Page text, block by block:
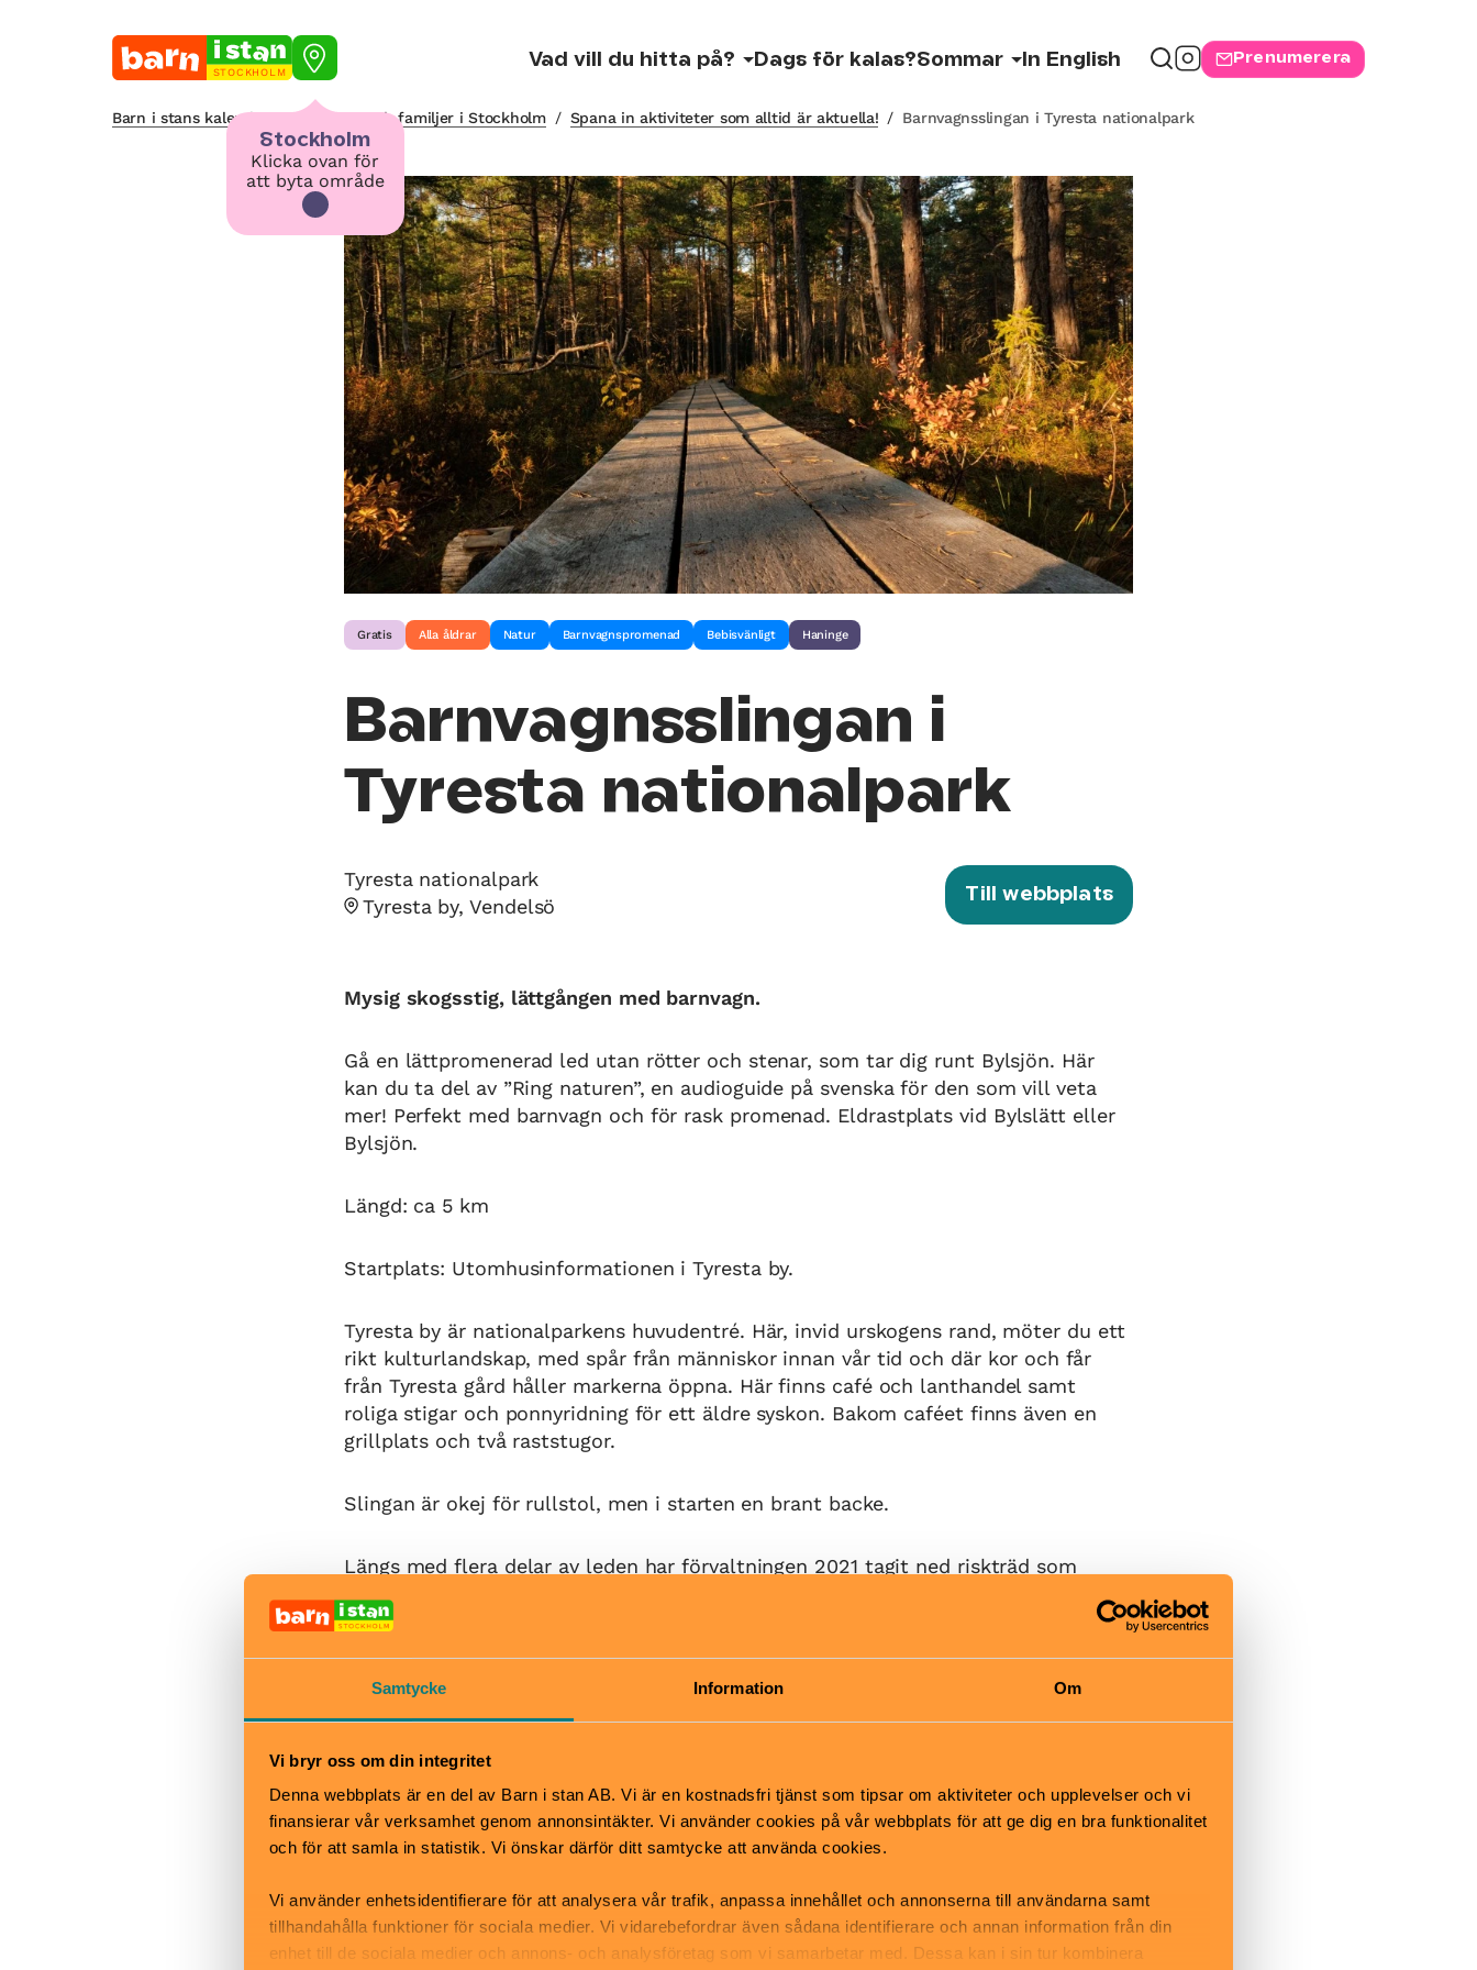
Samtycke Information Om
Vi bryr oss om din integritet
Denna webbplats är en del av Barn i stan AB. Vi är en kostnadsfri tjänst som tipsar om aktiviteter och upplevelser och vi
finansierar vår verksamhet genom annonsintäkter. Vi använder cookies på vår webbplats för att ge dig en bra funktionalitet
och för att samla in statistik. Vi önskar därför ditt samtycke att använda cookies.
Vi använder enhetsidentifierare för att analysera vår trafik, anpassa innehållet och annonserna till användarna samt
tillhandahålla funktioner för sociala medier. Vi vidarebefordrar även sådana identifierare och annan information från din
enhet till de sociala medier och annons- och analysföretag som vi samarbetar med. Dessa kan i sin tur kombinera
STOCKHOLM
Stockholm
Klicka ovan för
att byta område
Vad vill du hitta på? Dags för kalas?Sommar In English Prenumerera
Barn i stans kalendarium för barn och familjer i Stockholm / Spana in aktiviteter som alltid är aktuella! / Barnvagnsslingan i Tyresta nationalpark
Gratis Alla åldrar Natur Barnvagnspromenad Bebisvänligt Haninge
Barnvagnsslingan i
Tyresta nationalpark
Tyresta nationalpark
Tyresta by, Vendelsö
Till webbplats
Mysig skogsstig, lättgången med barnvagn.
Gå en lättpromenerad led utan rötter och stenar, som tar dig runt Bylsjön. Här
kan du ta del av ”Ring naturen”, en audioguide på svenska för den som vill veta
mer! Perfekt med barnvagn och för rask promenad. Eldrastplats vid Bylslätt eller
Bylsjön.
Längd: ca 5 km
Startplats: Utomhusinformationen i Tyresta by.
Tyresta by är nationalparkens huvudentré. Här, invid urskogens rand, möter du ett
rikt kulturlandskap, med spår från människor innan vår tid och där kor och får
från Tyresta gård håller markerna öppna. Här finns café och lanthandel samt
roliga stigar och ponnyridning för ett äldre syskon. Bakom caféet finns även en
grillplats och två raststugor.
Slingan är okej för rullstol, men i starten en brant backe.
Längs med flera delar av leden har förvaltningen 2021 tagit ned riskträd som
annars hade riskerat att falla över leden. Riskträden består i huvudsak av gran,
angripna av granbarkborre. Även vissa aspar, som bävrar har gnagt på, har tagits
Naturen har öppet varje dag året om!
Men kontakta caféet för deras
öppettider.
Bra att veta
Hiss och ramper
Kafé
Hitta hit
För att komma till Tyresta by, där
nationalparkens huvudentré finns, tar
du buss 807 eller 809 från